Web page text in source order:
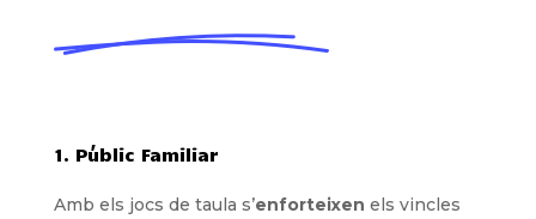
1. Públic Familiar
Amb els jocs de taula s’enforteixen els vincles